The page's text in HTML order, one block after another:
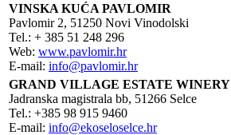
VINSKA KUĆA PAVLOMIR
Pavlomir 2, 51250 Novi Vinodolski
Tel.: + 385 51 248 296
Web: www.pavlomir.hr
E-mail: info@pavlomir.hr
GRAND VILLAGE ESTATE WINERY
Jadranska magistrala bb, 51266 Selce
Tel.: +385 98 915 9460
E-mail: info@ekoseloselce.hr